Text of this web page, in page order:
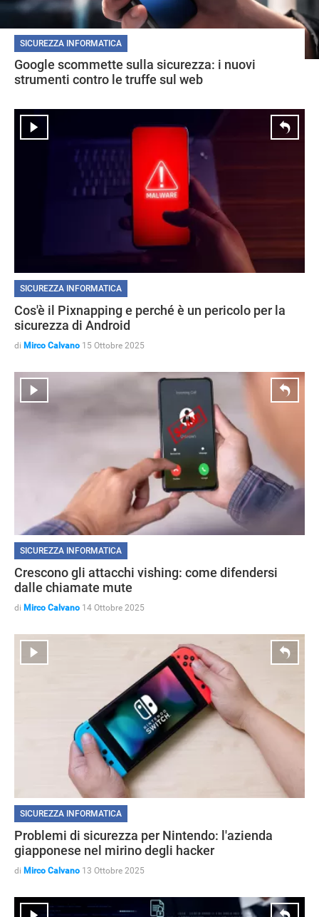
ANDROID
SICUREZZA INFORMATICA
Google scommette sulla sicurezza: i nuovi
strumenti contro le truffe sul web
SICUREZZA INFORMATICA
Cos'è il Pixnapping e perché è un pericolo per la
sicurezza di Android
di Mirco Calvano 15 Ottobre 2025
SICUREZZA INFORMATICA
Crescono gli attacchi vishing: come difendersi
dalle chiamate mute
di Mirco Calvano 14 Ottobre 2025
SICUREZZA INFORMATICA
Problemi di sicurezza per Nintendo: l'azienda
giapponese nel mirino degli hacker
di Mirco Calvano 13 Ottobre 2025